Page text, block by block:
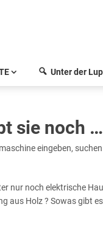
Unter der
sie noch …
eingeben,
nur noch elektrische
aus Holz ? Sowas gibt